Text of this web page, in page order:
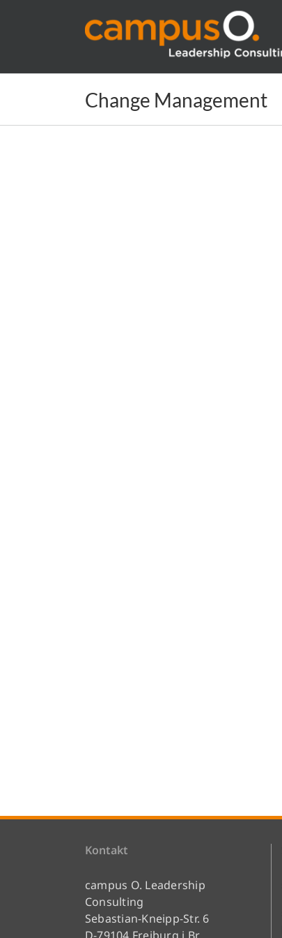
Change Management
Kontakt
campus O. Leadership
Consulting
Sebastian-Kneipp-Str. 6